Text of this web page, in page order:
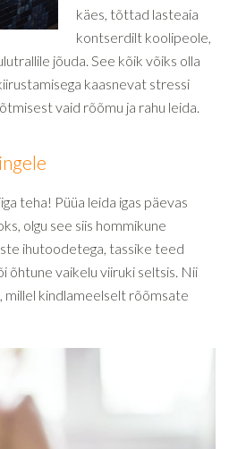
käes, tõttad lasteaia
kontserdilt koolipeole,
jõuda. See kõik võiks olla
kaasnevat stressi
vaid rõõmu ja rahu leida.
teha! Püüa leida igas päevas
olgu see siis hommikune
ihutoodetega, tassike teed
vaikelu viiruki seltsis. Nii
millel kindlameelselt rõõmsate